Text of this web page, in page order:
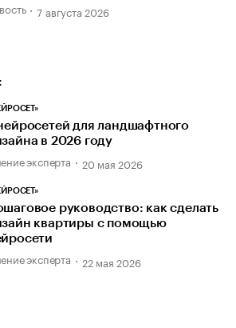
7 августа 2026
для ландшафтного
в 2026 году
эксперта 20 мая 2026
руководство: как сделать
квартиры с помощью
эксперта 22 мая 2026